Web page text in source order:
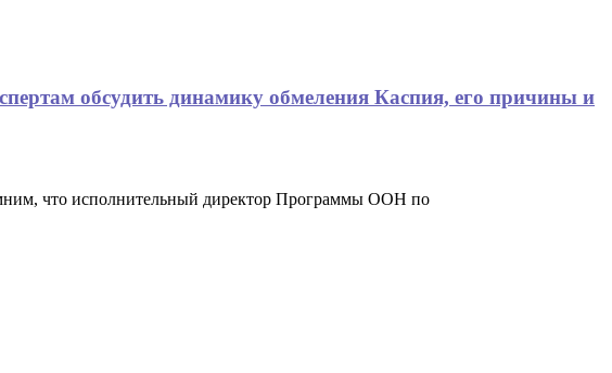
обсудить динамику обмеления Каспия, его причины и
что исполнительный директор Программы ООН по